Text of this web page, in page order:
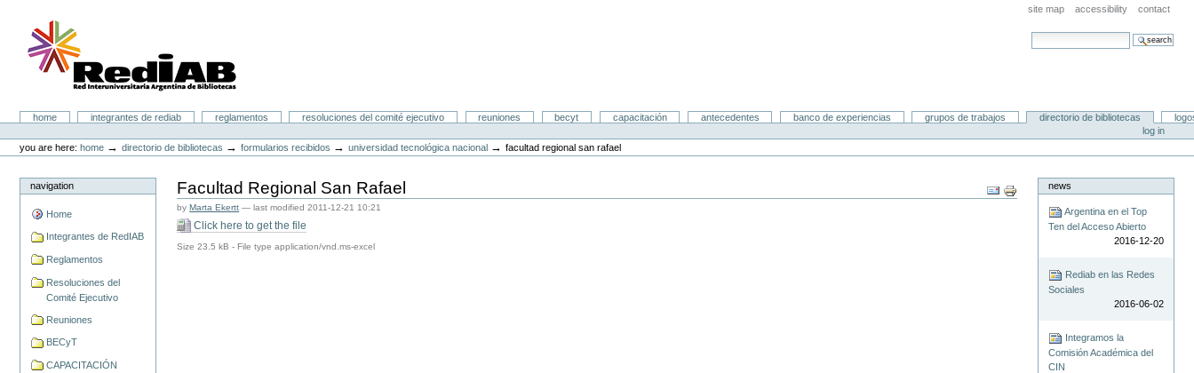
content.
site map accessibility contact
search site
Portal RedIAB
Sectionshome integrantes de rediab reglamentos resoluciones del comité ejecutivo reuniones becyt capacitación antecedentes banco de experiencias grupos de trabajos directorio de bibliotecas
tools
log in
you are here: home →directorio de bibliotecas →formularios recibidos →universidad tecnológica nacional →facultad regional san rafael
navigation
Home
Integrantes de RedIAB
Reglamentos
Resoluciones del
Comité Ejecutivo
Reuniones
BECyT
CAPACITACIÓN
Document
Actions
Facultad Regional San Rafael
by Marta Ekertt — last modified2011-12-21 10:21
Click here to get the file
Size23.5 kB -File typeapplication/vnd.ms-excel
news
Argentina en el Top
Ten del Acceso Abierto
2016-12-20
Rediab en las Redes
Sociales
2016-06-02
Integramos la
Comisión Académica del
CIN